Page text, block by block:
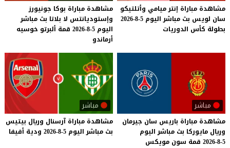
مشاهدة مباراة إنترميامي وأتلتيكو
سان لويس بث مباشر اليوم 5-8-2026
بطولة كأس الدوريات
مشاهدة مباراة بوكا جونيورز
وإستوديانتس لا بلاتا بث مباشر
اليوم 5-8-2026 قمة ألبرتو خوسيه
أرماندو
مباشر
مشاهدة مباراة باريس سان جيرمان
وريال مايوركا بث مباشر اليوم
5-8-2026
قمة سون مويكس
مباشر
مشاهدة مباراة آرسنال وريال بيتيس
بث مباشر اليوم 5-8-2026 ودية أفيفا